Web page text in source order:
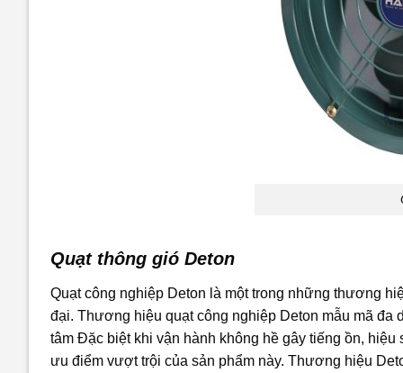
Quạt thông gió Deton
Quạt công nghiệp Deton là một trong những thương
đại. Thương hiệu quạt công nghiệp Deton mẫu mã đa
tâm Đặc biệt khi vận hành không hề gây tiếng ồn,
ưu điểm vượt trội của sản phẩm này. Thương hiệu